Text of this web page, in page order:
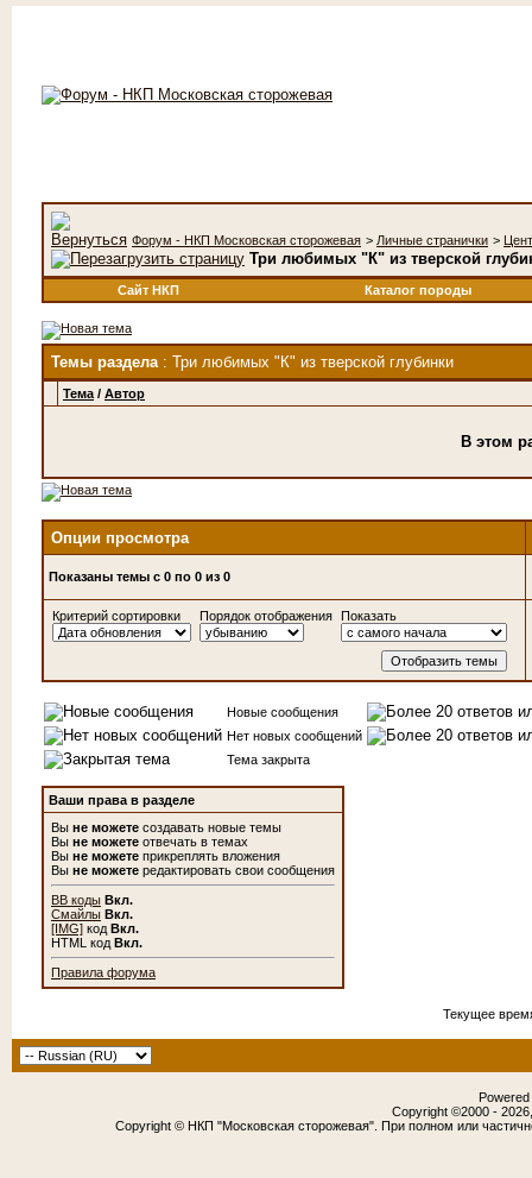
Форум - НКП Московская сторожевая > Личные странички >
Три любимых "К" из тверской
Сайт НКП Каталог породы
Темы раздела: Три любимых "К" из тверской глубинки
Тема / Автор
В этом
Опции просмотра
Показаны темы с 0 по 0 из 0
Критерий сортировки Порядок отображения Показать
Новые сообщения
Нет новых сообщений
Тема закрыта
Ваши права в разделе
Вы не можете создавать новые темы
Вы не можете отвечать в темах
Вы не можете прикреплять вложения
Вы не можете редактировать свои сообщения
BB коды Вкл.
Смайлы Вкл.
[IMG] код Вкл.
HTML код Вкл.
Правила форума
Текущее
Copyright ©2000 -
Copyright © НКП "Московская сторожевая". При полном или